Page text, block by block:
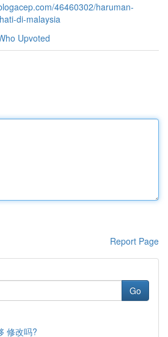
46460302/haruman-
di-malaysia
Upvoted
Report Page
Go
修改吗?